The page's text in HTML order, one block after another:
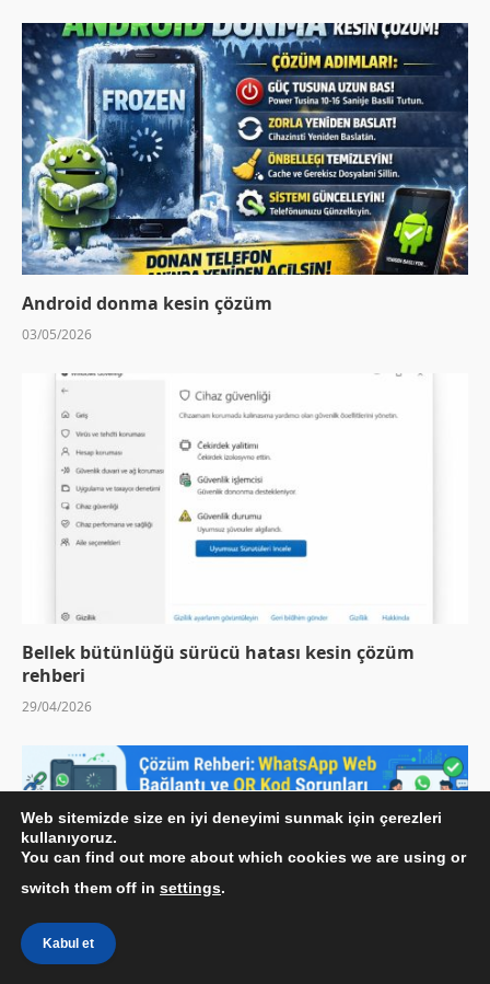
Android donma kesin çözüm
03/05/2026
Bellek bütünlüğü sürücü hatası kesin çözüm
rehberi
29/04/2026
Web sitemizde size en iyi deneyimi sunmak için çerezleri
kullanıyoruz.
You can find out more about which cookies we are using or
switch them off in settings.
Kabul et